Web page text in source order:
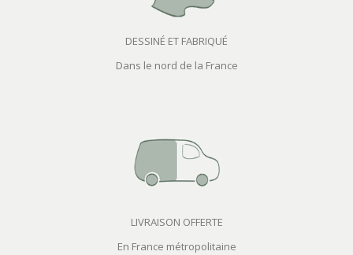
DESSINÉ ET FABRIQUÉ
Dans le nord de la France
LIVRAISON OFFERTE
En France métropolitaine